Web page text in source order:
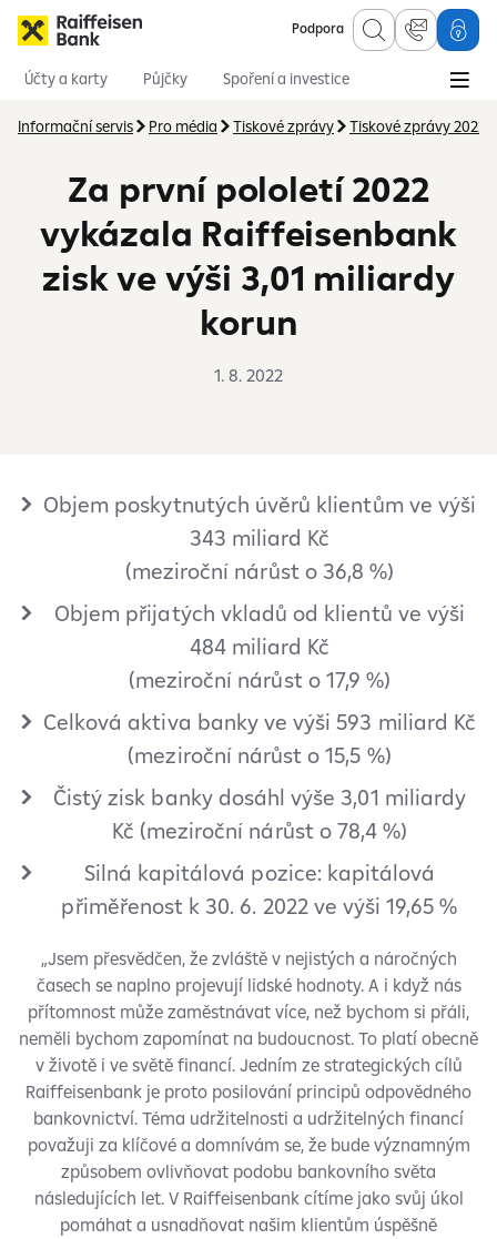
Podpora
Účty a karty Půjčky
Spoření a investice
Informační servis
Pro média Tiskové zprávy Tiskové zprávy 2022
Za první pololetí 2022
vykázala Raiffeisenbank
zisk ve výši 3,01 miliardy
korun
1. 8. 2022
Objem poskytnutých úvěrů klientům ve výši
343 miliard Kč
(meziroční nárůst o 36,8 %)
Objem přijatých vkladů od klientů ve výši
484 miliard Kč
(meziroční nárůst o 17,9 %)
Celková aktiva banky ve výši 593 miliard Kč
(meziroční nárůst o 15,5 %)
Čistý zisk banky dosáhl výše 3,01 miliardy
Kč (meziroční nárůst o 78,4 %)
Silná kapitálová pozice: kapitálová
přiměřenost k 30. 6. 2022 ve výši 19,65 %
„Jsem přesvědčen, že zvláště v nejistých a náročných
časech se naplno projevují lidské hodnoty. A i když nás
přítomnost může zaměstnávat více, než bychom si přáli,
neměli bychom zapomínat na budoucnost. To platí obecně
v životě i ve světě financí. Jedním ze strategických cílů
Raiffeisenbank je proto posilování principů odpovědného
bankovnictví. Téma udržitelnosti a udržitelných financí
považuji za klíčové a domnívám se, že bude významným
způsobem ovlivňovat podobu bankovního světa
následujících let. V Raiffeisenbank cítíme jako svůj úkol
pomáhat a usnadňovat našim klientům úspěšně